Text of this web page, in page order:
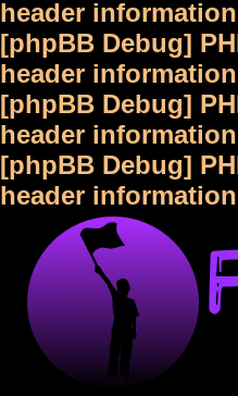
header
[phpBB Debug]
header
[phpBB Debug]
header
[phpBB Debug]
header